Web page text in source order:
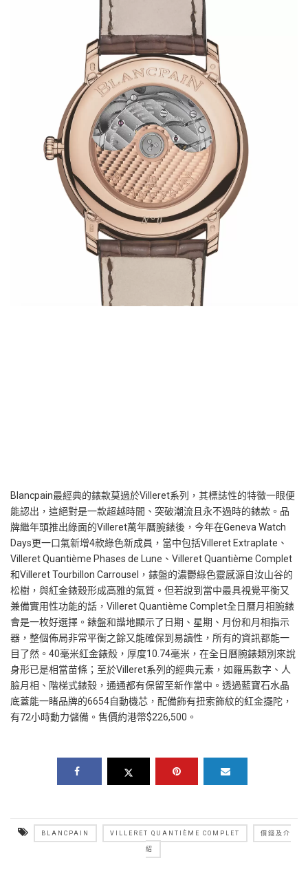
Blancpain最經典的錶款莫過於Villeret系列，其標誌性的特徵一眼便
能認出，這絕對是一款超越時間、突破潮流且永不過時的錶款。品
牌繼年頭推出綠面的Villeret萬年曆腕錶後，今年在Geneva Watch
Days更一口氣新增4款綠色新成員，當中包括Villeret Extraplate 、
Villeret Quantième Phases de Lune 、 Villeret Quantième Complet
和Villeret Tourbillon Carrousel ，錶盤的濃鬱綠色靈感源自汝山谷的
松樹，與紅金錶殼形成高雅的氣質。但若說到當中最具視覺平衡又
兼備實用性功能的話， Villeret Quantième Complet全日曆月相腕錶
會是一枚好選擇。錶盤和諧地顯示了日期、星期、月份和月相指示
器，整個佈局非常平衡之餘又能確保到易讀性，所有的資訊都能一
目了然。 40毫米紅金錶殼，厚度10.74毫米，在全日曆腕錶類別來說
身形已是相當苗條；至於Villeret系列的經典元素，如羅馬數字、人
臉月相、階梯式錶殼，通通都有保留至新作當中。透過藍寶石水晶
底蓋能一睹品牌的6654自動機芯，配備飾有扭索飾紋的紅金擺陀，
有72小時動力儲備。售價約港幣$226,500 。
BLANCPAIN VILLERET QUANTIÈME COMPLET 價錢及介
紹